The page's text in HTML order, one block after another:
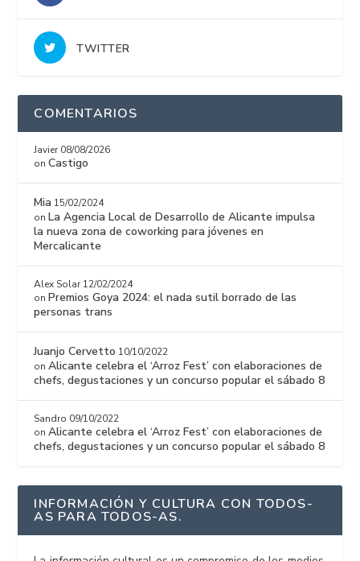
TWITTER
COMENTARIOS
Javier 08/08/2026
onCastigo
Mia 15/02/2024
on La Agencia Local de Desarrollo de Alicante impulsa
la nueva zona de coworking para jóvenes en
Mercalicante
Alex Solar 12/02/2024
on Premios Goya 2024: el nada sutil borrado de las
personas trans
Juanjo Cervetto 10/10/2022
onAlicante celebra el ‘Arroz Fest’ con elaboraciones de
chefs, degustaciones y un concurso popular el sábado 8
Sandro 09/10/2022
onAlicante celebra el ‘Arroz Fest’ con elaboraciones de
chefs, degustaciones y un concurso popular el sábado 8
INFORMACIÓN Y CULTURA CON TODOS-
AS PARA TODOS-AS.